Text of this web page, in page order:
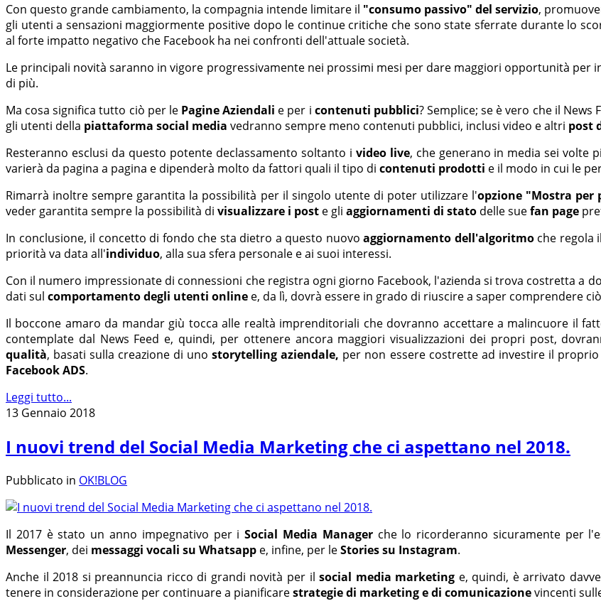
Con questo grande cambiamento, la compagnia intende limitare il "consumo passivo" del servizio,
gli utenti a sensazioni maggiormente positive dopo le continue critiche che sono state sferrate durante lo
al forte impatto negativo che Facebook ha nei confronti dell'attuale società.
Le principali novità saranno in vigore progressivamente nei prossimi mesi per dare maggiori opportunità per
di più.
Ma cosa significa tutto ciò per le Pagine Aziendali e per i contenuti pubblici? Semplice; se è vero che il
gli utenti della piattaforma social media vedranno sempre meno contenuti pubblici, inclusi video e altri post
Resteranno esclusi da questo potente declassamento soltanto i video live, che generano in media sei volte
varierà da pagina a pagina e dipenderà molto da fattori quali il tipo di contenuti prodotti e il modo in cui le
Rimarrà inoltre sempre garantita la possibilità per il singolo utente di poter utilizzare l'opzione "Mostra per
veder garantita sempre la possibilità di visualizzare i post e gli aggiornamenti di stato delle suefan page
In conclusione, il concetto di fondo che sta dietro a questo nuovo aggiornamento dell'algoritmoche regola
priorità va data all'individuo, alla sua sfera personale e ai suoi interessi.
Con il numero impressionate di connessioni che registra ogni giorno Facebook, l'azienda si trova costretta a
dati sul comportamento degli utenti online e, da lì, dovrà essere in grado di riuscire a saper comprendere
Il boccone amaro da mandar giù tocca alle realtà imprenditoriali che dovranno accettare a malincuore il
contemplate dal News Feed e, quindi, per ottenere ancora maggiori visualizzazioni dei propri post,
qualità, basati sulla creazione di uno storytelling aziendale, per non essere costrette ad investire il proprio
Facebook ADS.
Leggi tutto...
13 Gennaio 2018
I nuovi trend del Social Media Marketing che ci aspettano nel 2018.
Pubblicato in OK!BLOG
Il 2017 è stato un anno impegnativo per iSocial Media Managerche lo ricorderanno sicuramente per
Messenger, dei messaggi vocali su Whatsapp e, infine, per leStories su Instagram.
Anche il 2018 si preannuncia ricco di grandi novità per ilsocial media marketing e, quindi, è arrivato
tenere in considerazione per continuare a pianificarestrategie di marketing e di comunicazionevincenti